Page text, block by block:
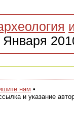
нам •
и указание